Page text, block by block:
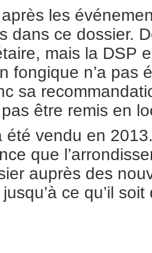
les
dans ce dossier.
mais la DSP
fongique n’a pas
sa
être remis en
été vendu en
que
auprès des
ce qu’il